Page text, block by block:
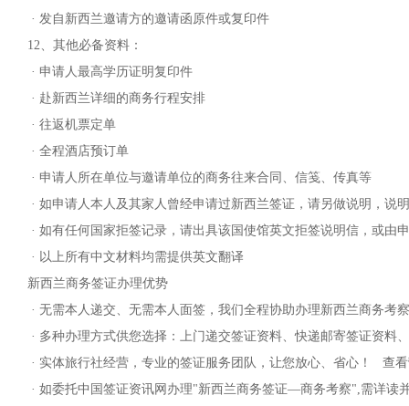
· 发自新西兰邀请方的邀请函原件或复印件
12、其他必备资料：
· 申请人最高学历证明复印件
· 赴新西兰详细的商务行程安排
· 往返机票定单
· 全程酒店预订单
· 申请人所在单位与邀请单位的商务往来合同、信笺、传真等
· 如申请人本人及其家人曾经申请过新西兰签证，请另做说明，说
· 如有任何国家拒签记录，请出具该国使馆英文拒签说明信，或
· 以上所有中文材料均需提供英文翻译
新西兰商务签证办理优势
· 无需本人递交、无需本人面签，我们全程协助办理新西兰商务考
· 多种办理方式供您选择：上门递交签证资料、快递邮寄签证资料
· 实体旅行社经营，专业的签证服务团队，让您放心、省心！ 查
· 如委托中国签证资讯网办理"新西兰商务签证—商务考察",需详读